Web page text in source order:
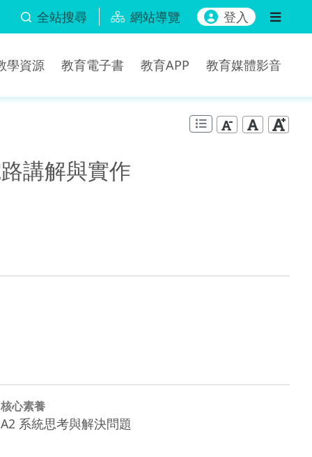
全站搜尋 網站導覽 登入
學資源 教育電子書 教育APP 教育媒體影音
講解與實作
核心素養
A2 系統思考與解決問題